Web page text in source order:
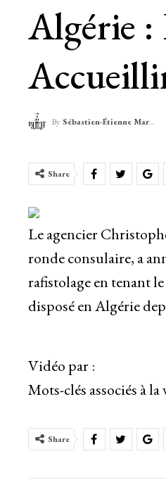
Algérie :
By Sébastien-Étienne Marechal
Share
Le agencier
ronde consulaire, a
rafistolage en tenant
disposé en Algérie
Vidéo par :
Mots-clés associés à
Share